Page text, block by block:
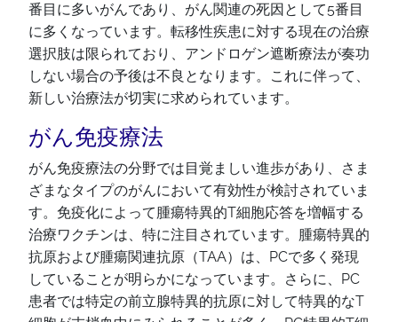
番目に多いがんであり、がん関連の死因として5番目
に多くなっています。転移性疾患に対する現在の治療
選択肢は限られており、アンドロゲン遮断療法が奏功
しない場合の予後は不良となります。これに伴って、
新しい治療法が切実に求められています。
がん免疫療法
がん免疫療法の分野では目覚ましい進歩があり、さま
ざまなタイプのがんにおいて有効性が検討されていま
す。免疫化によって腫瘍特異的T細胞応答を増幅する
治療ワクチンは、特に注目されています。腫瘍特異的
抗原および腫瘍関連抗原（TAA）は、PCで多く発現
していることが明らかになっています。さらに、PC
患者では特定の前立腺特異的抗原に対して特異的なT